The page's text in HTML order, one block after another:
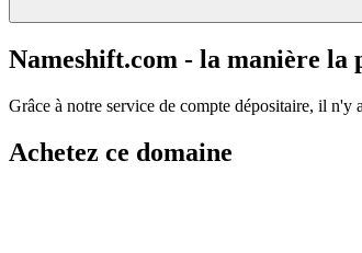
Nameshift.com - la manière la
Grâce à notre service de compte dépositaire, il n'y
Achetez ce domaine